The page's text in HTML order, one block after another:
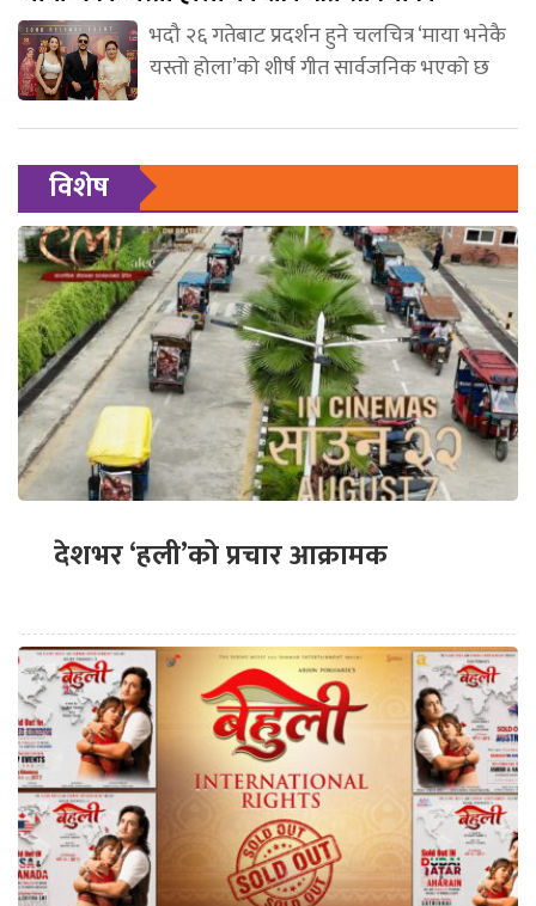
भदौ २६ गतेबाट प्रदर्शन हुने चलचित्र ‘माया भनेकै
यस्तो होला’को शीर्ष गीत सार्वजनिक भएको छ
विशेष
देशभर ‘हली’को प्रचार आक्रामक